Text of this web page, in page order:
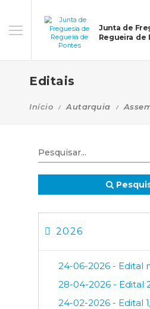
Junta de
Regueira de
Editais
Início Autarquia
2026
24-06-2026 - Edital
28-04-2026 - Edital
24-02-2026 - Edital